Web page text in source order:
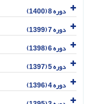
دوره 8 (1400)
دوره 7 (1399)
دوره 6 (1398)
دوره 5 (1397)
دوره 4 (1396)